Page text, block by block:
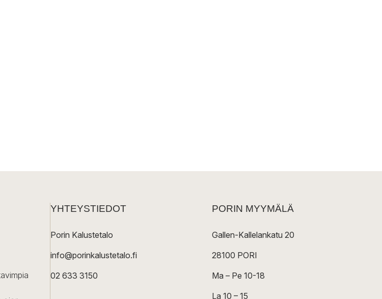
YHTEYSTIEDOT
Porin Kalustetalo
info@porinkalustetalo.fi
02 633 3150
PORIN MYYMÄLÄ
Gallen-Kallelankatu 20
28100 PORI
Ma – Pe 10-18
La 10 – 15